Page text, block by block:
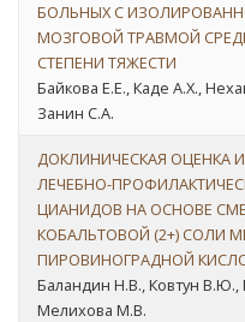
БОЛЬНЫХ С
МОЗГОВОЙ ТРАВМОЙ
СТЕПЕНИ ТЯЖЕСТИ
Байкова Е.Е., Каде А.Х.,
Занин С.А.
ДОКЛИНИЧЕСКАЯ ОЦЕНКА
ЛЕЧЕБНО-
ЦИАНИДОВ НА ОСНОВЕ
КОБАЛЬТОВОЙ (2+) СОЛИ
ПИРОВИНОГРАДНОЙ
Баландин Н.В., Ковтун В.Ю.,
Мелихова М.В.